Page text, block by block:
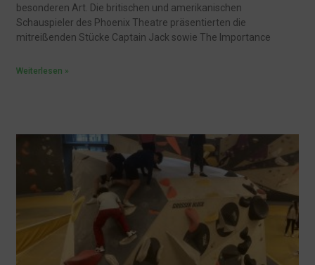
besonderen Art. Die britischen und amerikanischen
Schauspieler des Phoenix Theatre präsentierten die
mitreißenden Stücke Captain Jack sowie The Importance
Weiterlesen »